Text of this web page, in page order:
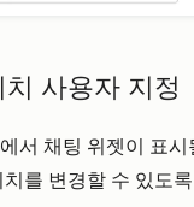
사용자 지정
서 채팅 위젯이 표시
를 변경할 수 있도